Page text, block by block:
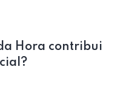
Hora contribui